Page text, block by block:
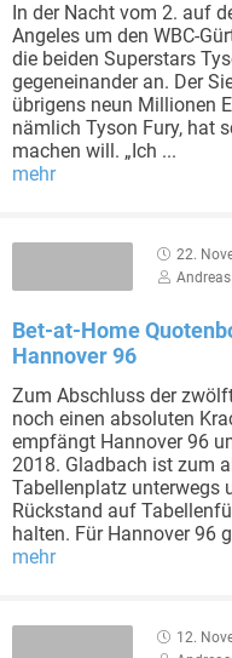
In der Nacht vom 2. auf
Angeles um den WBC-
die beiden Superstars
gegeneinander an. Der
übrigens neun Millionen
nämlich Tyson Fury, hat
machen will. „Ich ...
mehr
22.
Bet-at-Home
Hannover 96
Zum Abschluss der
noch einen absoluten
empfängt Hannover 96
2018. Gladbach ist zum
Tabellenplatz unterwegs
Rückstand auf
halten. Für Hannover 96
mehr
12.